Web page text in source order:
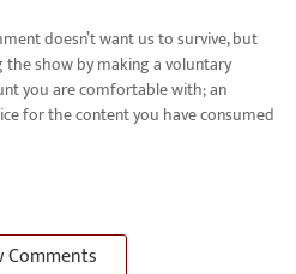
doesn’t want us to survive, but
the show by making a voluntary
you are comfortable with; an
for the content you have consumed
Comments